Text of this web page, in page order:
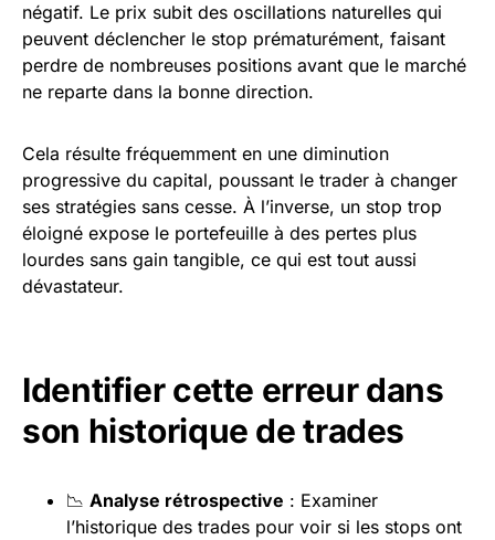
négatif. Le prix subit des oscillations naturelles qui
peuvent déclencher le stop prématurément, faisant
perdre de nombreuses positions avant que le marché
ne reparte dans la bonne direction.
Cela résulte fréquemment en une diminution
progressive du capital, poussant le trader à changer
ses stratégies sans cesse. À l’inverse, un stop trop
éloigné expose le portefeuille à des pertes plus
lourdes sans gain tangible, ce qui est tout aussi
dévastateur.
Identifier cette erreur dans
son historique de trades
📉 Analyse rétrospective : Examiner
l’historique des trades pour voir si les stops ont